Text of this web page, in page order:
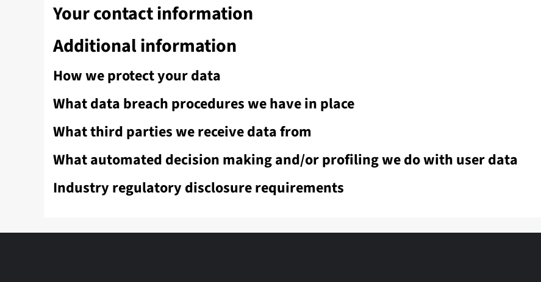
Your contact information
Additional information
How we protect your data
What data breach procedures we have in place
What third parties we receive data from
What automated decision making and/or profiling we do with user data
Industry regulatory disclosure requirements